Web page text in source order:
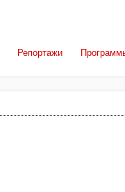
Репортажи